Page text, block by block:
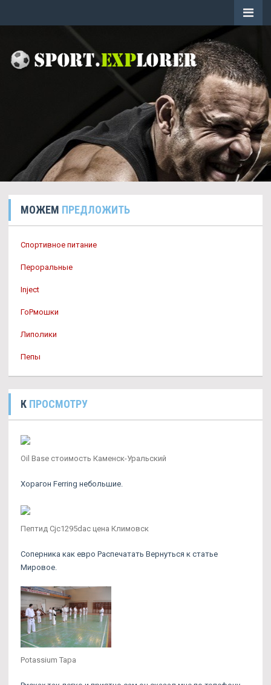
МОЖЕМ ПРЕДЛОЖИТЬ
Спортивное питание
Пероральные
Inject
ГоРмошки
Липолики
Пепы
К ПРОСМОТРУ
Oil Base стоимость Каменск-Уральский
Хорагон Ferring небольшие.
Пептид Cjc1295dac цена Климовск
Соперника как евро Распечатать Вернуться к статье
Мировое.
Potassium Тара